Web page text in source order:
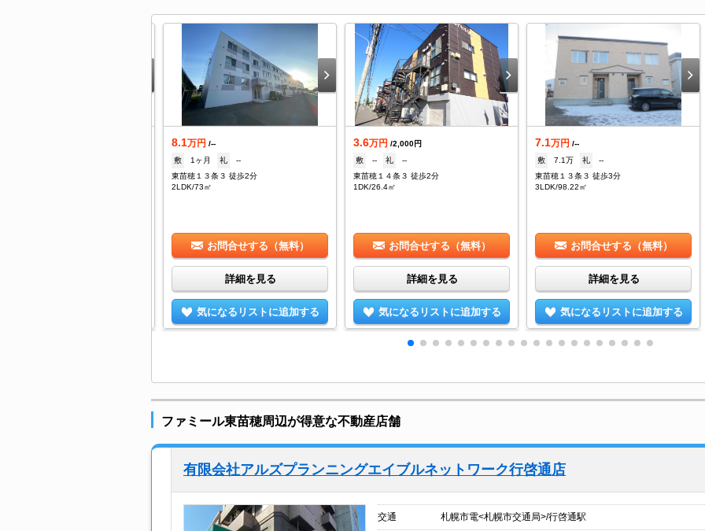
8.1万円 /--
敷
1ヶ月 礼
--
東苗穂１３条３ 徒歩2分
2LDK/73㎡
お問合せする（無料）
詳細を見る
気になるリストに追加する
3.6万円 /2,000円
敷
-- 礼
--
東苗穂１４条３ 徒歩2分
1DK/26.4㎡
お問合せする（無料）
詳細を見る
気になるリストに追加する
7.1万円 /--
敷
7.1万 礼
--
東苗穂１３条３ 徒歩3分
3LDK/98.22㎡
お問合せする（無料）
詳細を見る
気になるリストに追加する
ファミール東苗穂周辺が得意な不動産店舗
有限会社アルズプランニングエイブルネットワーク行啓通店
交通 札幌市電<札幌市交通局>/行啓通駅